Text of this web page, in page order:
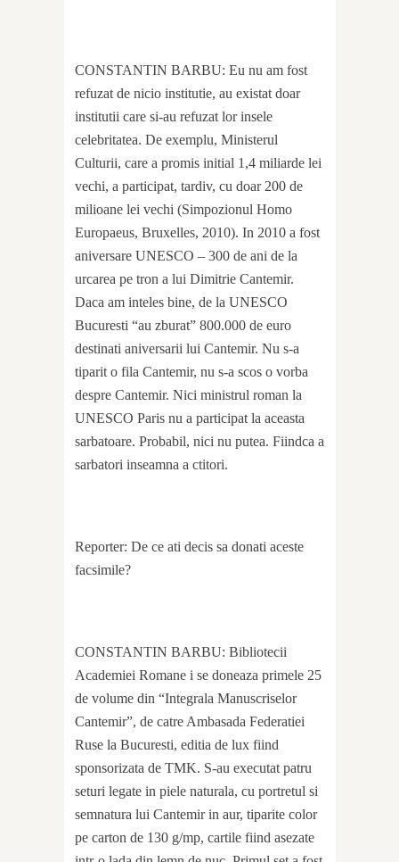
CONSTANTIN BARBU: Eu nu am fost
refuzat de nicio institutie, au existat doar
institutii care si-au refuzat lor insele
celebritatea. De exemplu, Ministerul
Culturii, care a promis initial 1,4 miliarde lei
vechi, a participat, tardiv, cu doar 200 de
milioane lei vechi (Simpozionul Homo
Europaeus, Bruxelles, 2010). In 2010 a fost
aniversare UNESCO – 300 de ani de la
urcarea pe tron a lui Dimitrie Cantemir.
Daca am inteles bine, de la UNESCO
Bucuresti “au zburat” 800.000 de euro
destinati aniversarii lui Cantemir. Nu s-a
tiparit o fila Cantemir, nu s-a scos o vorba
despre Cantemir. Nici ministrul roman la
UNESCO Paris nu a participat la aceasta
sarbatoare. Probabil, nici nu putea. Fiindca a
sarbatori inseamna a ctitori.
Reporter: De ce ati decis sa donati aceste
facsimile?
CONSTANTIN BARBU: Bibliotecii
Academiei Romane i se doneaza primele 25
de volume din “Integrala Manuscriselor
Cantemir”, de catre Ambasada Federatiei
Ruse la Bucuresti, editia de lux fiind
sponsorizata de TMK. S-au executat patru
seturi legate in piele naturala, cu portretul si
semnatura lui Cantemir in aur, tiparite color
pe carton de 130 g/mp, cartile fiind asezate